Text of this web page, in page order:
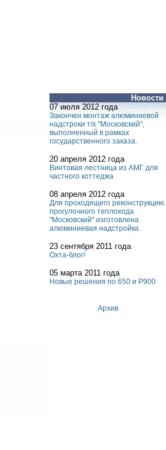
Новости
07 июля 2012 года
Закончен монтаж алюминиевой
надстроки т/х "Московский",
выполненный в рамках
государственного заказа.
20 апреля 2012 года
Винтовая лестница из АМГ для
частного коттеджа
08 апреля 2012 года
Для проходящего реконструкцию
прогулочного теплохода
"Московский" изготовлена
алюминиевая надстройка.
23 сентября 2011 года
Охта-блог!
05 марта 2011 года
Новые решения по 650 и P900
Архив